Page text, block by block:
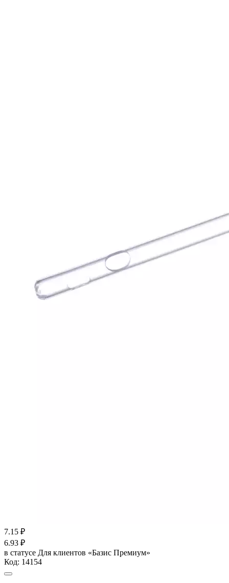
7.15 ₽
6.93 ₽
в статусе Для клиентов «Базис Премиум»
Код: 14154